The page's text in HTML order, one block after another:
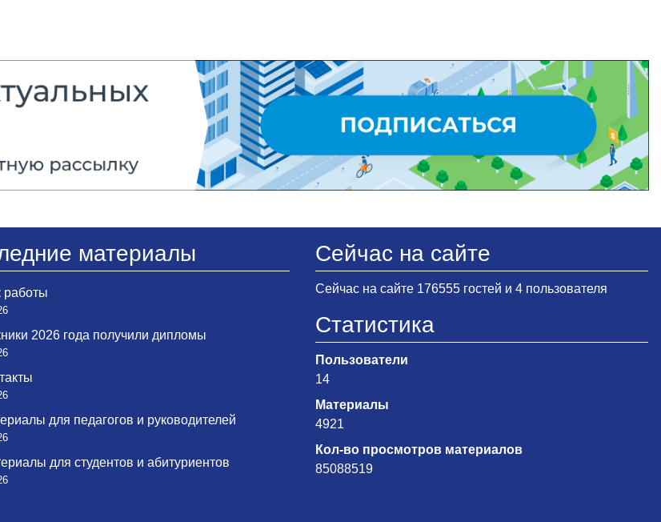
материалы
работы
2026 года получили дипломы
для педагогов и руководителей
для студентов и абитуриентов
Сейчас на сайте
Сейчас на сайте 176555 гостей и 4 пользователя
Статистика
Пользователи
14
Материалы
4921
Кол-во просмотров материалов
85088519